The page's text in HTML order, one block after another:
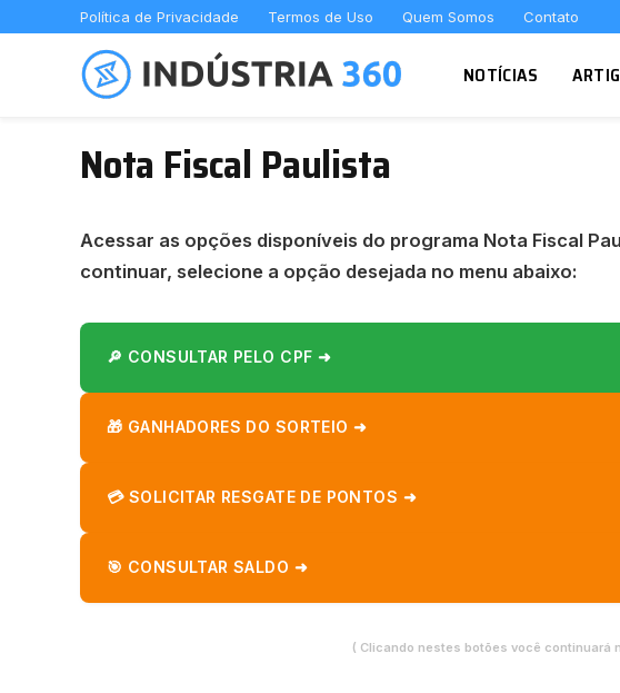
Política de Privacidade Termos de Uso Quem Somos Contato
NOTÍCIAS
Nota Fiscal Paulista
Acessar as opções disponíveis do programa Nota Fiscal
continuar, selecione a opção desejada no menu abaixo:
🔎 CONSULTAR PELO CPF ➜
🎁 GANHADORES DO SORTEIO ➜
💳 SOLICITAR RESGATE DE PONTOS ➜
🎯 CONSULTAR SALDO ➜
( Clicando nestes botões você continuará